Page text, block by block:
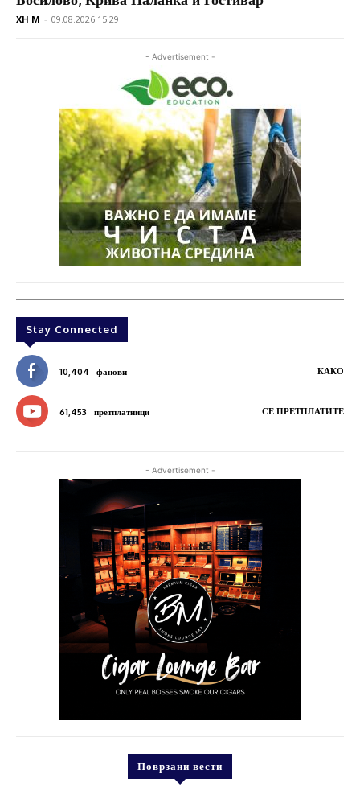
XH M - 09.08.2026 15:29
- Advertisement -
Stay Connected
10,404 фанови КАКО
61,453 претплатници СЕ ПРЕТПЛАТИТЕ
- Advertisement -
Поврзани вести